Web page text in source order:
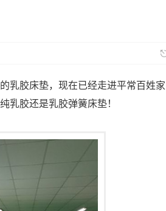
乳胶床垫，现在已经走进平常百姓
乳胶还是乳胶弹簧床垫！